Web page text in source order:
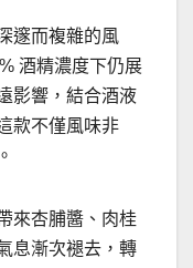
邃而複雜的風
酒精濃度下仍展
影響，結合酒液
款不僅風味非
來杏脯醬、肉桂
息漸次褪去，轉